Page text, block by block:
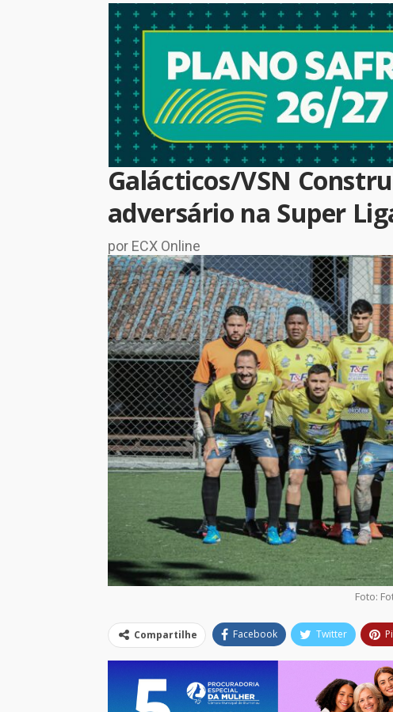
Galácticos/VSN
adversário na Super
por ECX Online
Foto:
Compartilhe Facebook Twitter